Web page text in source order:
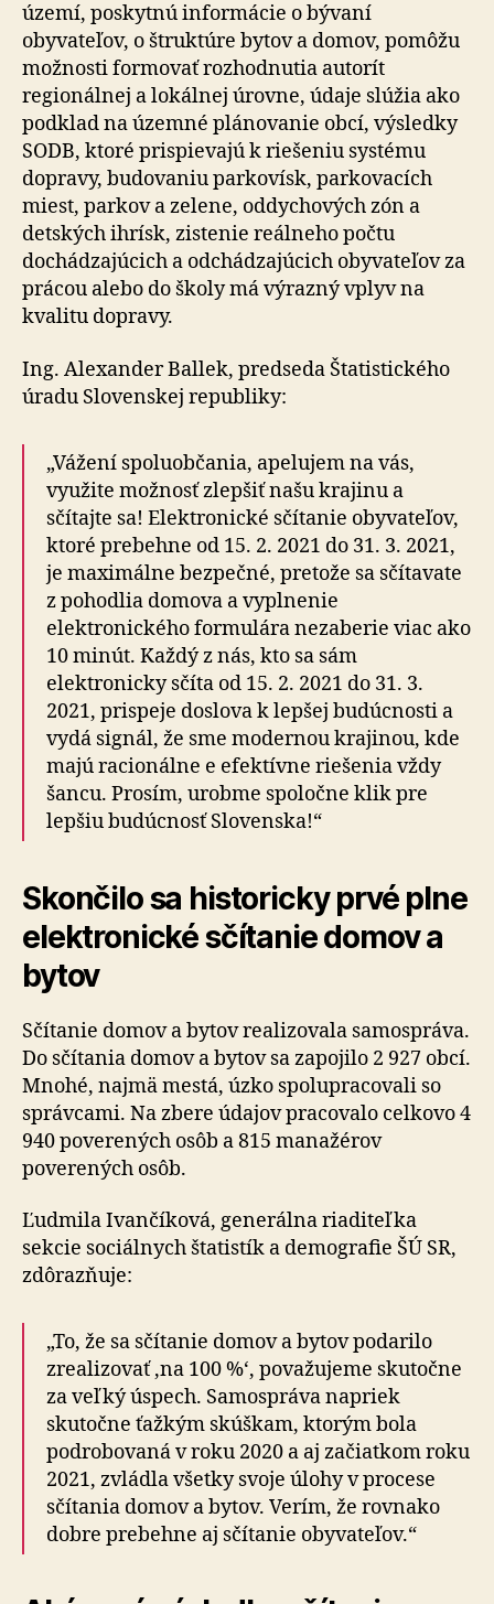
území, poskytnú informácie o bývaní
obyvateľov, o štruktúre bytov a domov, pomôžu
možnosti formovať rozhodnutia autorít
regionálnej a lokálnej úrovne, údaje slúžia ako
podklad na územné plánovanie obcí, výsledky
SODB, ktoré prispievajú k riešeniu systému
dopravy, budovaniu parkovísk, parkovacích
miest, parkov a zelene, oddychových zón a
detských ihrísk, zistenie reálneho počtu
dochádzajúcich a odchádzajúcich obyvateľov za
prácou alebo do školy má výrazný vplyv na
kvalitu dopravy.
Ing. Alexander Ballek, predseda Štatistického
úradu Slovenskej republiky:
„Vážení spoluobčania, apelujem na vás,
využite možnosť zlepšiť našu krajinu a
sčítajte sa! Elektronické sčítanie obyvateľov,
ktoré prebehne od 15. 2. 2021 do 31. 3. 2021,
je maximálne bezpečné, pretože sa sčítavate
z pohodlia domova a vyplnenie
elektronického formulára nezaberie viac ako
10 minút. Každý z nás, kto sa sám
elektronicky sčíta od 15. 2. 2021 do 31. 3.
2021, prispeje doslova k lepšej budúcnosti a
vydá signál, že sme modernou krajinou, kde
majú racionálne e efektívne riešenia vždy
šancu. Prosím, urobme spoločne klik pre
lepšiu budúcnosť Slovenska!“
Skončilo sa historicky prvé plne
elektronické sčítanie domov a
bytov
Sčítanie domov a bytov realizovala samospráva.
Do sčítania domov a bytov sa zapojilo 2 927 obcí.
Mnohé, najmä mestá, úzko spolupracovali so
správcami. Na zbere údajov pracovalo celkovo 4
940 poverených osôb a 815 manažérov
poverených osôb.
Ľudmila Ivančíková, generálna riaditeľka
sekcie sociálnych štatistík a demografie ŠÚ SR,
zdôrazňuje:
„To, že sa sčítanie domov a bytov podarilo
zrealizovať ‚na 100 %‘, považujeme skutočne
za veľký úspech. Samospráva napriek
skutočne ťažkým skúškam, ktorým bola
podrobovaná v roku 2020 a aj začiatkom roku
2021, zvládla všetky svoje úlohy v procese
sčítania domov a bytov. Verím, že rovnako
dobre prebehne aj sčítanie obyvateľov.“